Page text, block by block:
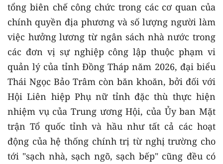
tổng biên chế công chức trong các cơ quan của
chính quyền địa phương và số lượng người làm
việc hưởng lương từ ngân sách nhà nước trong
các đơn vị sự nghiệp công lập thuộc phạm vi
quản lý của tỉnh Đồng Tháp năm 2026, đại biểu
Thái Ngọc Bảo Trâm còn băn khoăn, bởi đối với
Hội Liên hiệp Phụ nữ tỉnh đặc thù thực hiện
nhiệm vụ của Trung ương Hội, của Ủy ban Mặt
trận Tổ quốc tỉnh và hầu như tất cả các hoạt
động của hệ thống chính trị từ nghị trường cho
tới "sạch nhà, sạch ngõ, sạch bếp" cũng đều có